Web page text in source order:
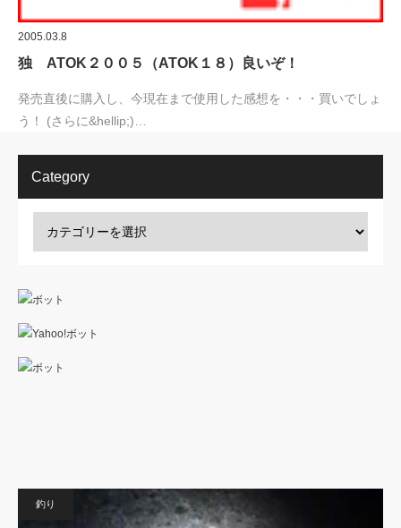
2005.03.8
独 ATOK２００５（ATOK１８）良いぞ！
発売直後に購入し、今現在まで使用した感想を・・・買いでしょ
う！ (さらに&hellip;)…
Category
釣り